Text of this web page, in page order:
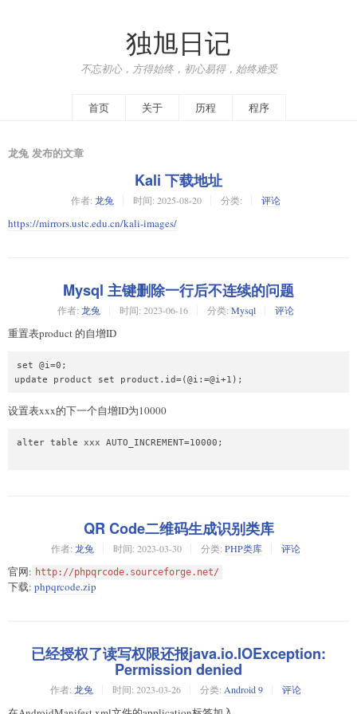
独旭日记
不忘初心，方得始终，初心易得，始终难受
首页 关于 历程 程序
龙兔 发布的文章
Kali 下载地址
作者: 龙兔 时间: 2025-08-20 分类: 评论
https://mirrors.ustc.edu.cn/kali-images/
Mysql 主键删除一行后不连续的问题
作者: 龙兔 时间: 2023-06-16 分类: Mysql 评论
重置表product 的自增ID
set @i=0;
设置表xxx的下一个自增ID为10000
alter table xxx AUTO_INCREMENT=10000;
QR Code二维码生成识别类库
作者: 龙兔 时间: 2023-03-30 分类: PHP类库 评论
官网: http://phpqrcode.sourceforge.net/
下载: phpqrcode.zip
已经授权了读写权限还报java.io.IOException:
Permission denied
作者: 龙兔 时间: 2023-03-26 分类: Android 9 评论